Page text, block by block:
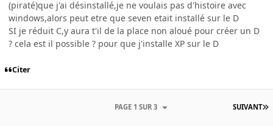
(piraté)que j'ai désinstallé,je ne voulais pas d'histoire avec
windows,alors peut etre que seven etait installé sur le D
SI je réduit C,y aura t'il de la place non aloué pour créer un D
? cela est il possible ? pour que j'installe XP sur le D
Citer
SUIVANT
PAGE 1 SUR 3